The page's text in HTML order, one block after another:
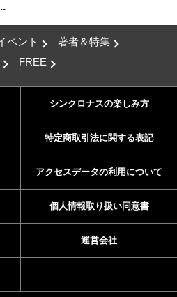
ベント
著者＆特集
FREE
シンクロナスの楽しみ方
特定商取引法に関する表記
アクセスデータの利用について
個人情報取り扱い同意書
運営会社